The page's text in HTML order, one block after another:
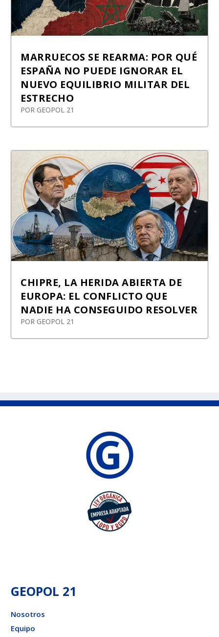
MARRUECOS SE REARMA: POR QUÉ
ESPAÑA NO PUEDE IGNORAR EL
NUEVO EQUILIBRIO MILITAR DEL
ESTRECHO
POR GEOPOL 21
CHIPRE, LA HERIDA ABIERTA DE
EUROPA: EL CONFLICTO QUE
NADIE HA CONSEGUIDO RESOLVER
POR GEOPOL 21
GEOPOL 21
Nosotros
Equipo